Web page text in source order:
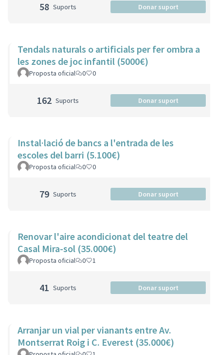
58 Suports Donar suport
Tendals naturals o artificials per fer ombra a
les zones de joc infantil (5000€)
Proposta oficial 0 0
162 Suports Donar suport
Instal·lació de bancs a l'entrada de les
escoles del barri (5.100€)
Proposta oficial 0 0
79 Suports Donar suport
Renovar l'aire acondicionat del teatre del
Casal Mira-sol (35.000€)
Proposta oficial 0 1
41 Suports Donar suport
Arranjar un vial per vianants entre Av.
Montserrat Roig i C. Everest (35.000€)